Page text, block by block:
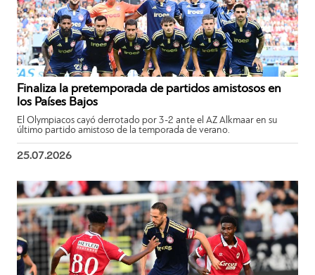
Finaliza la pretemporada de partidos amistosos en
los Países Bajos
El Olympiacos cayó derrotado por 3-2 ante el AZ Alkmaar en su
último partido amistoso de la temporada de verano.
25.07.2026